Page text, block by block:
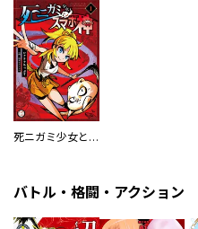
死ニガミ少女とスマホ神【コミックス版】
バトル・格闘・アクション